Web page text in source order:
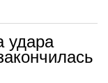
удара